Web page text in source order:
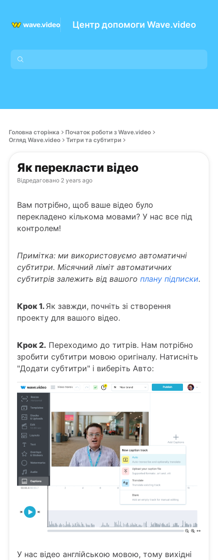
Центр допомоги Wave.video
Головна сторінка
Початок роботи з Wave.video
Огляд Wave.video
Титри та субтитри
Як перекласти відео
Відредаговано 2 years ago
Вам потрібно, щоб ваше відео було
перекладено кількома мовами? У нас все під
контролем!
Примітка: ми використовуємо автоматичні
субтитри. Місячний ліміт автоматичних
субтитрів залежить від вашого плану підписки.
Крок 1. Як завжди, почніть зі створення
проекту для вашого відео.
Крок 2. Переходимо до титрів. Нам потрібно
зробити субтитри мовою оригіналу. Натисніть
"Додати субтитри" і виберіть Авто:
У нас відео англійською мовою, тому вихідні